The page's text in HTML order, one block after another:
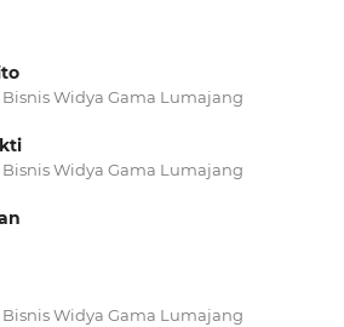
Widya Gama Lumajang
Widya Gama Lumajang
Widya Gama Lumajang